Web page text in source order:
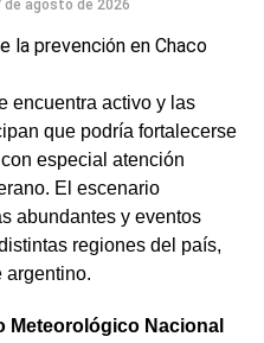
en nuestrositio web
explicó que el dragado
optimizar el
toma, mejorando las
a la bajante del río, y
de forma permanente
hidrológicas.
en
de agosto de 2026
encuentra activo y las
que podría fortalecerse
especial atención
El escenario
abundantes y eventos
regiones del país,
argentino.
Meteorológico Nacional